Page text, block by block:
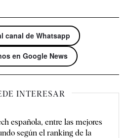
canal de Whatsapp
en Google News
INTERESAR
española, entre las mejores
según el ranking de la